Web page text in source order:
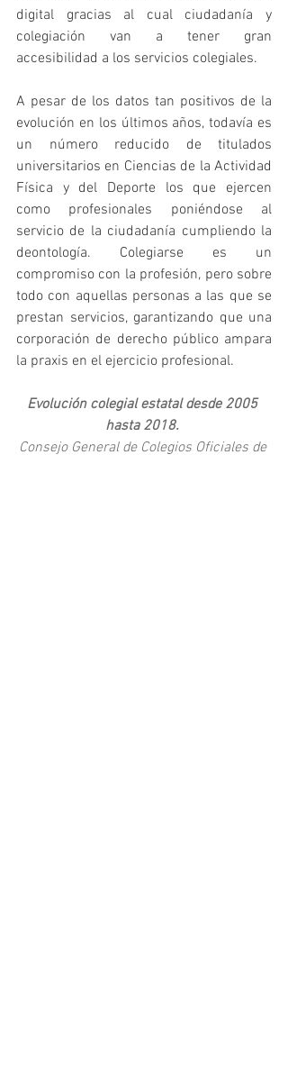
digital gracias al cual ciudadanía y
colegiación van a tener gran
accesibilidad a los servicios colegiales.
A pesar de los datos tan positivos de la
evolución en los últimos años, todavía es
un número reducido de titulados
universitarios en Ciencias de la Actividad
Física y del Deporte los que ejercen
como profesionales poniéndose al
servicio de la ciudadanía cumpliendo la
deontología. Colegiarse es un
compromiso con la profesión, pero sobre
todo con aquellas personas a las que se
prestan servicios, garantizando que una
corporación de derecho público ampara
la praxis en el ejercicio profesional.
Evolución colegial estatal desde 2005
hasta 2018.
Consejo General de Colegios Oficiales de